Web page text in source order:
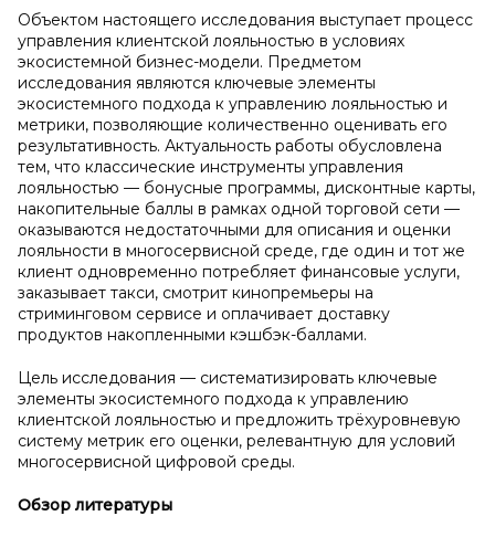
Объектом настоящего исследования выступает процесс
управления клиентской лояльностью в условиях
экосистемной бизнес-модели. Предметом
исследования являются ключевые элементы
экосистемного подхода к управлению лояльностью и
метрики, позволяющие количественно оценивать его
результативность. Актуальность работы обусловлена
тем, что классические инструменты управления
лояльностью — бонусные программы, дисконтные карты,
накопительные баллы в рамках одной торговой сети —
оказываются недостаточными для описания и оценки
лояльности в многосервисной среде, где один и тот же
клиент одновременно потребляет финансовые услуги,
заказывает такси, смотрит кинопремьеры на
стриминговом сервисе и оплачивает доставку
продуктов накопленными кэшбэк-баллами.
Цель исследования — систематизировать ключевые
элементы экосистемного подхода к управлению
клиентской лояльностью и предложить трёхуровневую
систему метрик его оценки, релевантную для условий
многосервисной цифровой среды.
Обзор литературы